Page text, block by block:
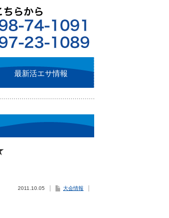
最新活エサ情報
2011.10.05 大会情報